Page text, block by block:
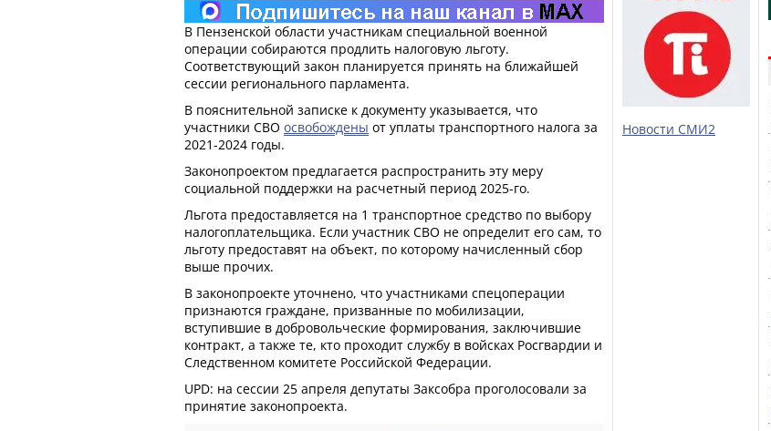
В Пензенской области участникам специальной военной
операции собираются продлить налоговую льготу.
Соответствующий закон планируется принять на ближайшей
сессии регионального парламента.
В пояснительной записке к документу указывается, что
участники СВО освобождены от уплаты транспортного налога за
2021-2024 годы.
Законопроектом предлагается распространить эту меру
социальной поддержки на расчетный период 2025-го.
Льгота предоставляется на 1 транспортное средство по выбору
налогоплательщика. Если участник СВО не определит его сам, то
льготу предоставят на объект, по которому начисленный сбор
выше прочих.
В законопроекте уточнено, что участниками спецоперации
признаются граждане, призванные по мобилизации,
вступившие в добровольческие формирования, заключившие
контракт, а также те, кто проходит службу в войсках Росгвардии и
Следственном комитете Российской Федерации.
UPD: на сессии 25 апреля депутаты Заксобра проголосовали за
принятие законопроекта.
Новости СМИ2